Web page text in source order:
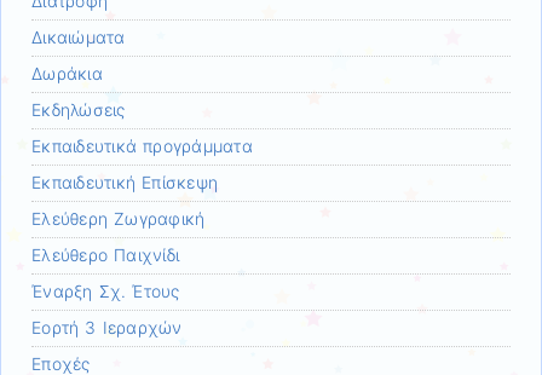
Δικαιώματα
Δωράκια
Εκδηλώσεις
Εκπαιδευτικά προγράμματα
Εκπαιδευτική Επίσκεψη
Ελεύθερη Ζωγραφική
Ελεύθερο Παιχνίδι
Έναρξη Σχ. Έτους
Εορτή 3 Ιεραρχών
Εποχές